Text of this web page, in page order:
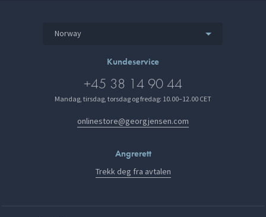
Norway
Kundeservice
+45 38 14 90 44
Mandag, tirsdag, torsdag og fredag: 10.00–12.00 CET
onlinestore@georgjensen.com
Angrerett
Trekk deg fra avtalen